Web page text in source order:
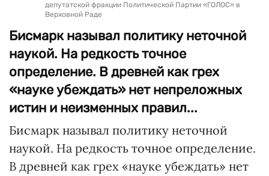
депутатской фракции Политической Партии «ГОЛОС» в
Верховной Раде
Бисмарк называл политику неточной
наукой. На редкость точное
определение. В древней как грех
«науке убеждать» нет непреложных
истин и неизменных правил...
Бисмарк называл политику неточной
наукой. На редкость точное определение.
В древней как грех «науке убеждать» нет